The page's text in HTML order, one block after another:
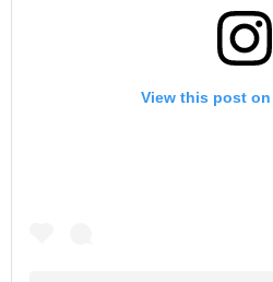
View this post